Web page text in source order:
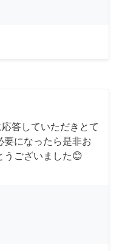
答していただきとて
要になったら是非お
うございました😊